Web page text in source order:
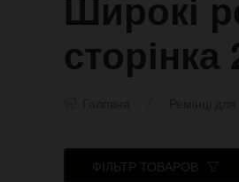
сторінка
ФІЛЬТР ТОВАРОВ